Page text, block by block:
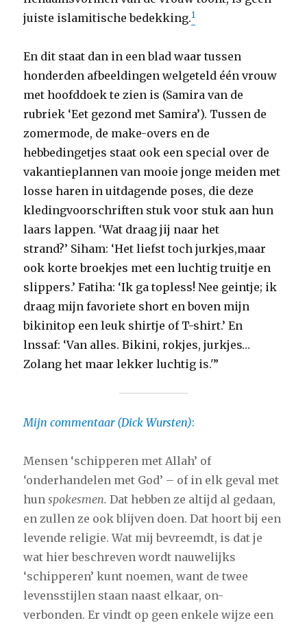
juiste islamitische bedekking.1
En dit staat dan in een blad waar tussen
honderden afbeeldingen welgeteld één vrouw
met hoofddoek te zien is (Samira van de
rubriek ‘Eet gezond met Samira’). Tussen de
zomermode, de make-overs en de
hebbedingetjes staat ook een special over de
vakantieplannen van mooie jonge meiden met
losse haren in uitdagende poses, die deze
kledingvoorschriften stuk voor stuk aan hun
laars lappen. ‘Wat draag jij naar het
strand?’ Siham: ‘Het liefst toch jurkjes,maar
ook korte broekjes met een luchtig truitje en
slippers.’ Fatiha: ‘Ik ga topless! Nee geintje; ik
draag mijn favoriete short en boven mijn
bikinitop een leuk shirtje of T-shirt.’ En
lnssaf: ‘Van alles. Bikini, rokjes, jurkjes…
Zolang het maar lekker luchtig is.'”
Mijn commentaar (Dick Wursten):
Mensen ‘schipperen met Allah’ of
‘onderhandelen met God’ – of in elk geval met
hunspokesmen.Dat hebben ze altijd al gedaan,
en zullen ze ook blijven doen. Dat hoort bij een
levende religie. Wat mij bevreemdt, is dat je
wat hier beschreven wordt nauwelijks
‘schipperen’ kunt noemen, want de twee
levensstijlen staan naast elkaar, on-
verbonden. Er vindt op geen enkele wijze een